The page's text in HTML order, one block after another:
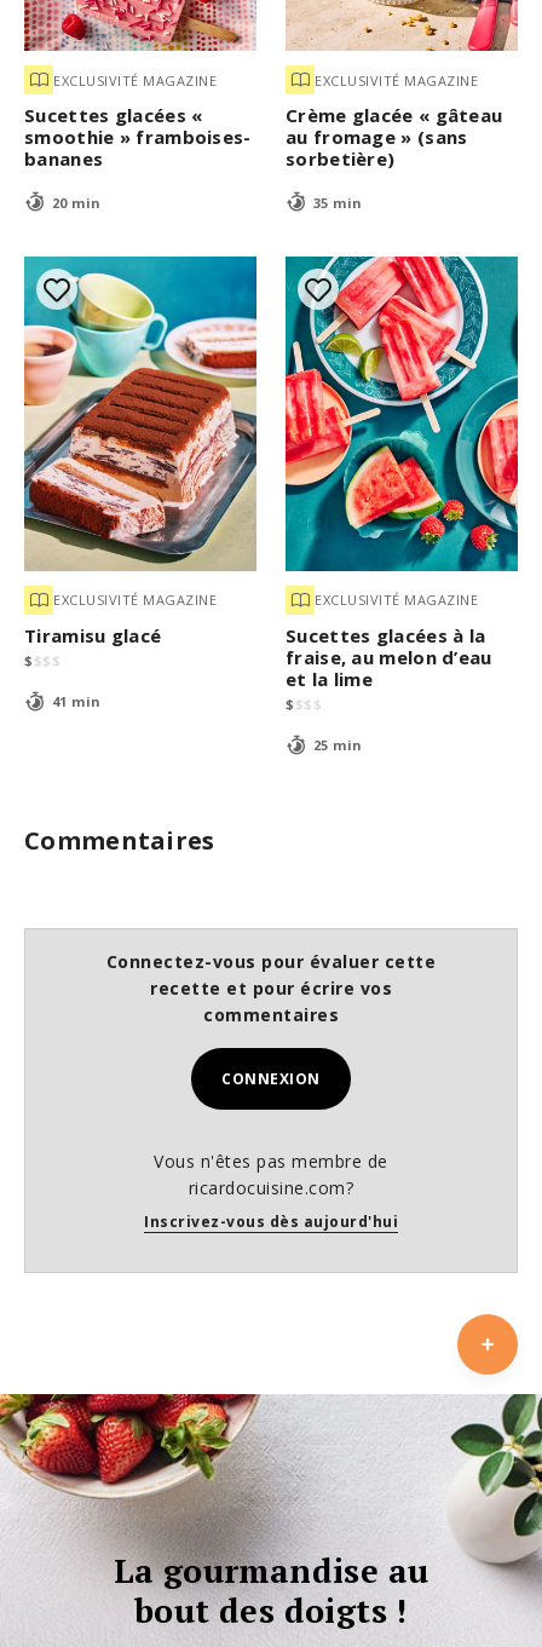
EXCLUSIVITÉ MAGAZINE
Sucettes glacées «
smoothie » framboises-
bananes
20 min
EXCLUSIVITÉ MAGAZINE
Crème glacée « gâteau
au fromage » (sans
sorbetière)
35 min
EXCLUSIVITÉ MAGAZINE
Tiramisu glacé
$ $$ $
41 min
EXCLUSIVITÉ MAGAZINE
Sucettes glacées à la
fraise, au melon d’eau
et la lime
$ $$ $
25 min
Commentaires
Connectez-vous pour évaluer cette
recette et pour écrire vos
commentaires
CONNEXION
Vous n'êtes pas membre de
ricardocuisine.com?
Inscrivez-vous dès aujourd'hui
La gourmandise au
bout des doigts !